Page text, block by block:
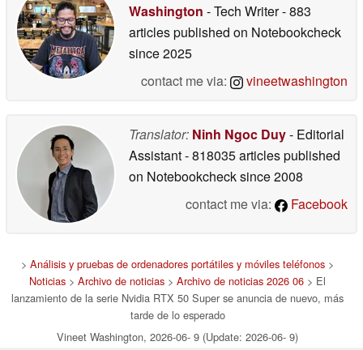
Washington - Tech Writer- 883
articles published on Notebookcheck
since 2025
contact me via:
vineetwashington
Translator: Ninh Ngoc Duy- Editorial
Assistant- 818035 articles published
on Notebookchecksince 2008
contact me via:
Facebook
> Análisis y pruebas de ordenadores portátiles y móviles teléfonos >
Noticias > Archivo de noticias > Archivo de noticias 2026 06 > El
lanzamiento de la serie Nvidia RTX 50 Super se anuncia de nuevo, más
tarde de lo esperado
Vineet Washington, 2026-06- 9 (Update: 2026-06- 9)